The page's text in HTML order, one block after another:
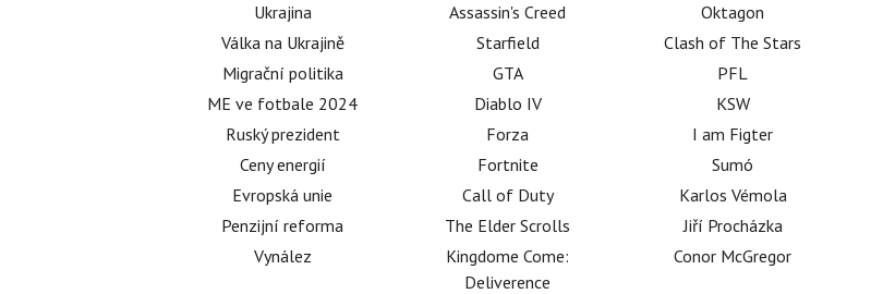
Ukrajina
Válka na Ukrajině
Migrační politika
ME ve fotbale 2024
Ruský prezident
Ceny energií
Evropská unie
Penzijní reforma
Vynález
Assassin's Creed
Starfield
GTA
Diablo IV
Forza
Fortnite
Call of Duty
The Elder Scrolls
Kingdome Come:
Deliverence
Oktagon
Clash of The Stars
PFL
KSW
I am Figter
Sumó
Karlos Vémola
Jiří Procházka
Conor McGregor